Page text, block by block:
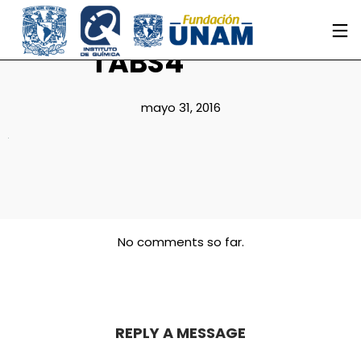
TABS4
mayo 31, 2016
No comments so far.
REPLY A MESSAGE